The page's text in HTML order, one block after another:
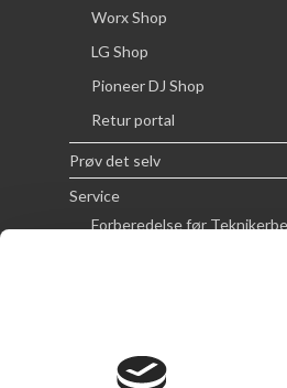
Worx Shop
LG Shop
Pioneer DJ Shop
Retur portal
Prøv det selv
Service
Forberedelse før
Handelsbetingelser